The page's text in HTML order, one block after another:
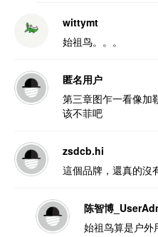
wittymt
始祖鸟。。。
匿名用户
第三章图乍一看像加
该不菲吧
zsdcb.hi
這個品牌，還真的沒
陈智博
始祖鸟算是户外